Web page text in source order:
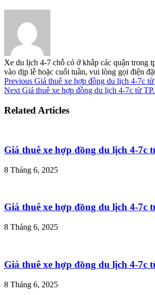
Xe du lịch 4-7 chỗ có ở khắp các quận trong
vào dịp lễ hoặc cuối tuần, vui lòng gọi điện
Previous Giá thuê xe hợp đồng du lịch 4-7c
Next Giá thuê xe hợp đồng du lịch 4-7c từ
Related Articles
Giá thuê xe hợp đồng du lịch 4-
8 Tháng 6, 2025
Giá thuê xe hợp đồng du lịch 4-7c
8 Tháng 6, 2025
Giá thuê xe hợp đồng du lịch 4-
8 Tháng 6, 2025